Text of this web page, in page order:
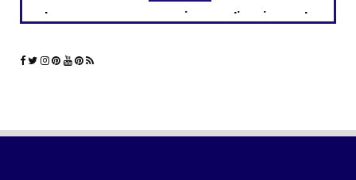
Los curas y su presencia en aplicaciones de
June 21, 2023